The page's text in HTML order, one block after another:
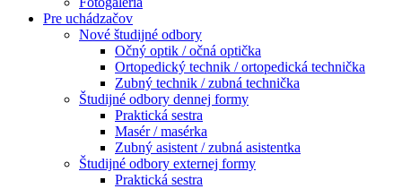
Pre uchádzačov
Nové študijné odbory
Očný optik / očná optička
Ortopedický technik / ortopedická technička
Zubný technik / zubná technička
Študijné odbory dennej formy
Praktická sestra
Masér / masérka
Zubný asistent / zubná asistentka
Študijné odbory externej formy
Praktická sestra